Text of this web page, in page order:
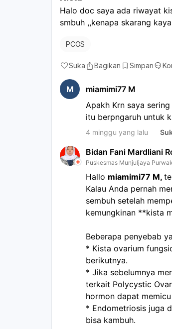
Halo doc saya ada riwayat
smbuh ,,kenapa skarang
PCOS
Suka Bagikan Simpan
M
miamimi77 M
Apakh Krn saya
itu berpngaruh untuk
4 minggu yang lalu
Bidan Fani Mardliani
Puskesmas Munjuljaya
Hallo miamimi77 M,
Kalau Anda pernah
sembuh setelah
kemungkinan **kista
Beberapa penyebab
* Kista ovarium
berikutnya.
* Jika sebelumnya
terkait Polycystic
hormon dapat
* Endometriosis juga
bisa kambuh.